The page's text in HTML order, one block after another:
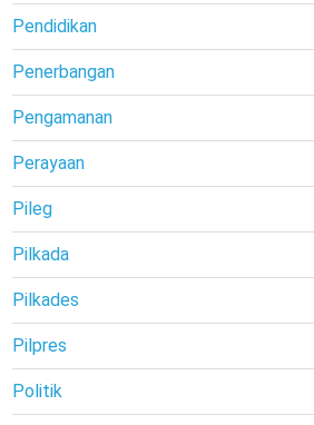
Pendidikan
Penerbangan
Pengamanan
Perayaan
Pileg
Pilkada
Pilkades
Pilpres
Politik